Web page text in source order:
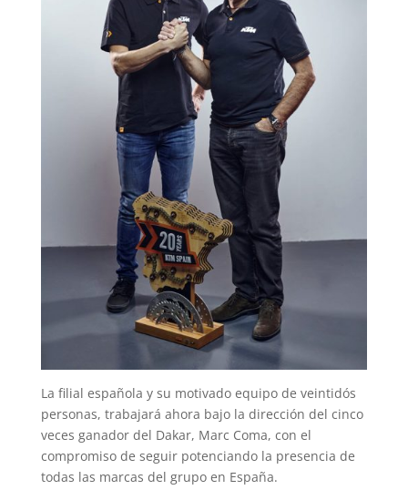
La filial española y su motivado equipo de veintidós
personas, trabajará ahora bajo la dirección del cinco
veces ganador del Dakar, Marc Coma, con el
compromiso de seguir potenciando la presencia de
todas las marcas del grupo en España.